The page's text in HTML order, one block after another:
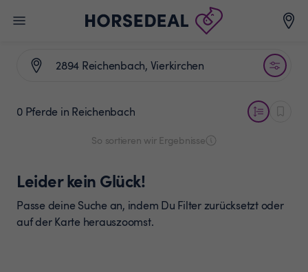
0 Pferde in Reichenbach
So sortieren wir Ergebnisse
Leider kein Glück!
Passe deine Suche an, indem Du Filter zurücksetzt oder
auf der Karte herauszoomst.